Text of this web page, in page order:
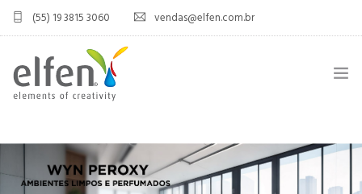
(55) 19 3815 3060 vendas@elfen.com.br
QUEM SOMOS